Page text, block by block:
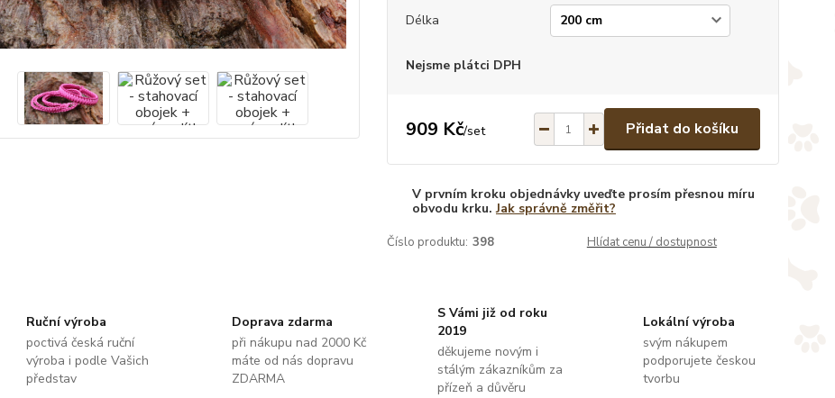
Délka
Nejsme plátci DPH
909 Kč/set Přidat do košíku
V prvním kroku objednávky uveďte prosím přesnou míru
obvodu krku.Jak správně změřit?
Číslo produktu: 398 Hlídat cenu / dostupnost
Ruční výroba
poctivá česká ruční
výroba i podle Vašich
představ
Doprava zdarma
při nákupu nad 2000 Kč
máte od nás dopravu
ZDARMA
S Vámi již od roku
2019
děkujeme novým i
stálým zákazníkům za
přízeň a důvěru
Lokální výroba
svým nákupem
podporujete českou
tvorbu